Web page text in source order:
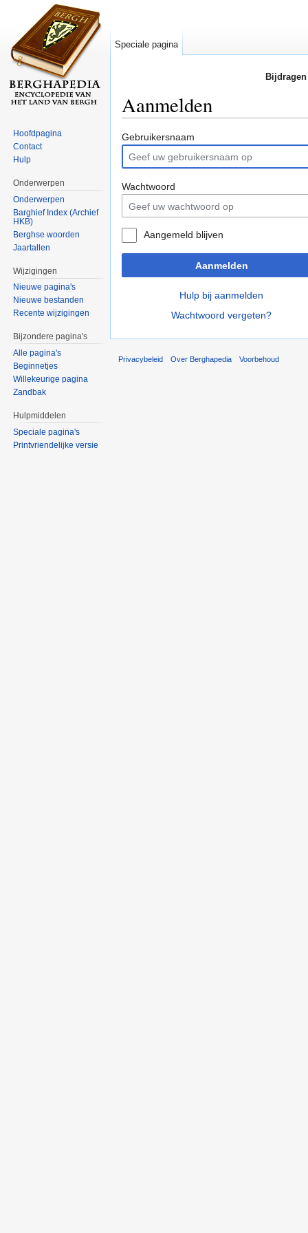
Aanmelden
Gebruikersnaam
Wachtwoord
Aangemeld blijven
Aanmelden
Hulp bij aanmelden
Wachtwoord vergeten?
Speciale pagina
Hoofdpagina
Contact
Hulp
Onderwerpen
Onderwerpen
Barghief Index (Archief
HKB)
Berghse woorden
Jaartallen
Wijzigingen
Nieuwe pagina's
Nieuwe bestanden
Recente wijzigingen
Bijzondere pagina's
Alle pagina's
Beginnetjes
Willekeurige pagina
Zandbak
Hulpmiddelen
Speciale pagina's
Printvriendelijke versie
Privacybeleid Over Berghapedia Voorbehoud